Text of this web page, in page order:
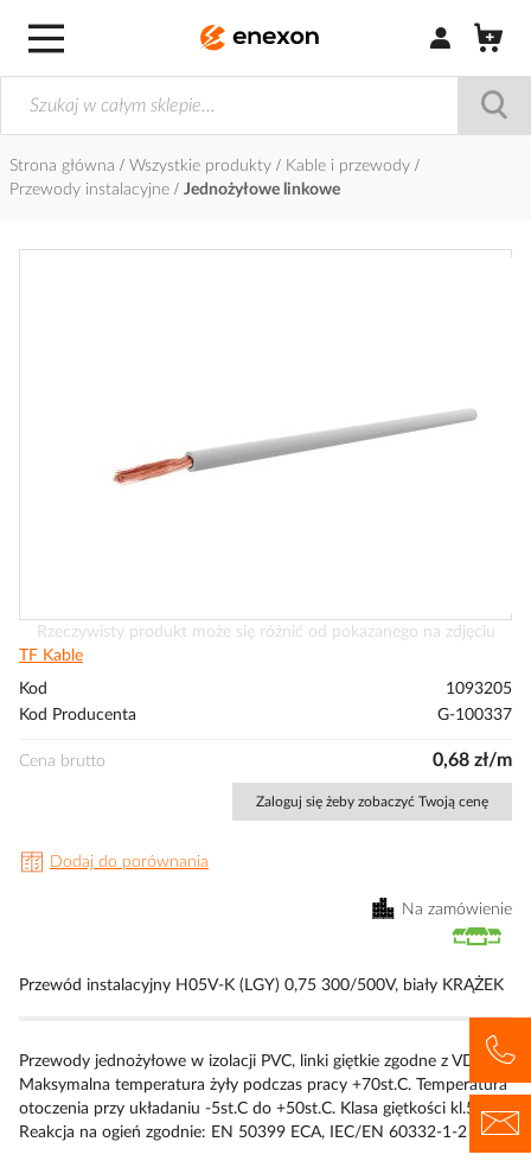
Zaloguj się /
Strona główna Wszystkie produkty
Kable i przewody
Przewody instalacyjne
Jednożyłowe linkowe
Przejdź
na
początek
Rzeczywisty produkt może się różnić od pokazanego na zdjęciu
TF Kable
Kod
1093205
Kod Producenta
G-100337
Cena brutto 0,68 zł/m
Zaloguj się żeby zobaczyć Twoją cenę
Dodaj do porównania
Na zamówienie
Przewód instalacyjny H05V-K (LGY) 0,75 300/500V, biały KRĄŻEK
Przewody jednożyłowe w izolacji PVC, linki giętkie zgodne z VDE.
Maksymalna temperatura żyły podczas pracy +70st.C. Temperatura
otoczenia przy układaniu -5st.C do +50st.C. Klasa giętkości kl.5.
Reakcja na ogień zgodnie: EN 50399 ECA, IEC/EN 60332-1-2